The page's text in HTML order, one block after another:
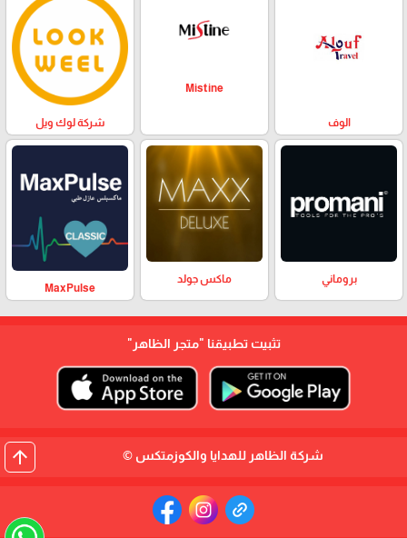
الوف
Mistine
شركة لوك ويل
بروماني ماكس جولد
MaxPulse
تثبيت تطبيقنا "متجر الظاهر"
شركة الظاهر للهدايا والكوزمتكس © arrow_upward